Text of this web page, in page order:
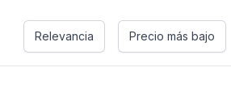
Relevancia Precio más bajo